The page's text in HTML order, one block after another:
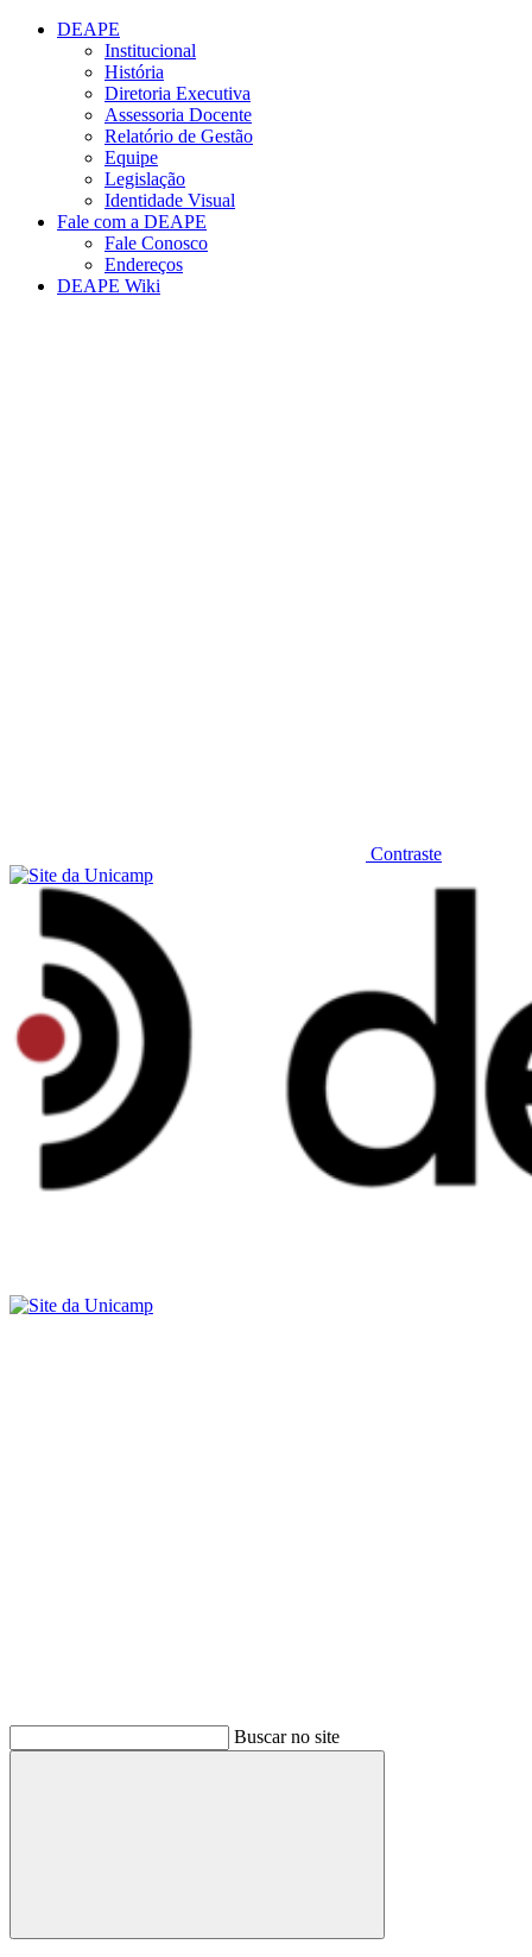
Conteúdo principal
DEAPE
Institucional
História
Diretoria Executiva
Assessoria Docente
Relatório de Gestão
Equipe
Legislação
Identidade Visual
Fale com a DEAPE
Fale Conosco
Endereços
DEAPE Wiki
Contraste
Buscar no site
Buscar